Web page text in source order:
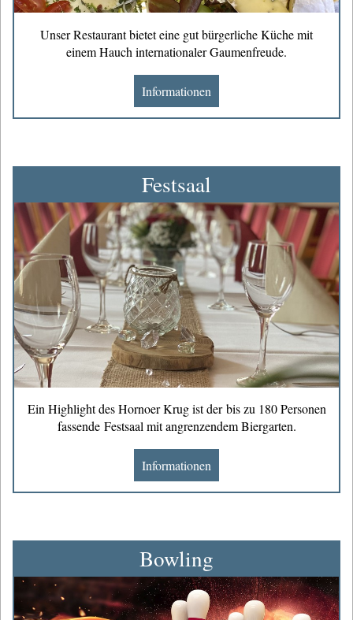
Unser Restaurant bietet eine gut bürgerliche Küche mit
einem Hauch internationaler Gaumenfreude.
Informationen
Festsaal
Ein Highlight des Hornoer Krug ist der bis zu 180 Personen
fassende Festsaal mit angrenzendem Biergarten.
Informationen
Bowling